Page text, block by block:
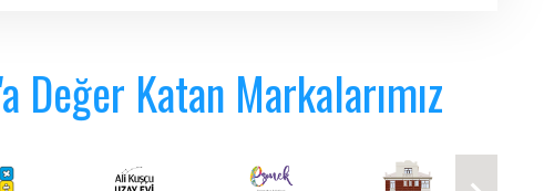
Değer Katan Markalarımız